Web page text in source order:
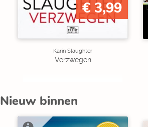
€ 3,99
Karin Slaughter
Verzwegen
Nieuw binnen